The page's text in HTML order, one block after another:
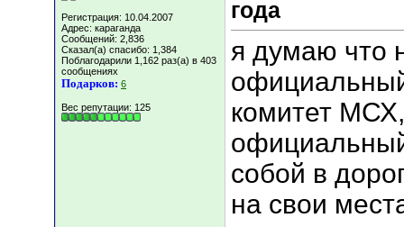
Регистрация: 10.04.2007
Адрес: караганда
Сообщений: 2,836
Сказал(а) спасибо: 1,384
Поблагодарили 1,162 раз(а) в 403
сообщениях
Подарков: 6
Вес репутации: 125
года
я думаю что
комитет
собой в
на свои